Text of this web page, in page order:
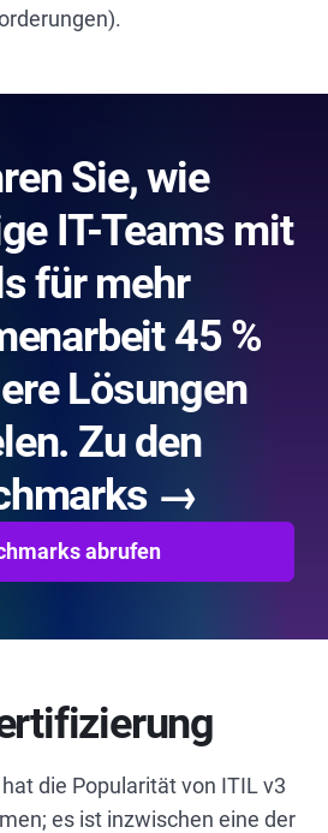
Sie, wie
IT-Teams mit
für mehr
45 %
Lösungen
Zu den
→
abrufen
die Popularität von ITIL v3
es ist inzwischen eine der